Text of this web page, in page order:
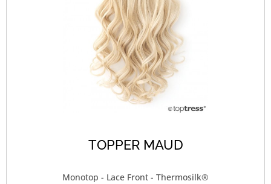
TOPPER MAUD
Monotop - Lace Front - Thermosilk®